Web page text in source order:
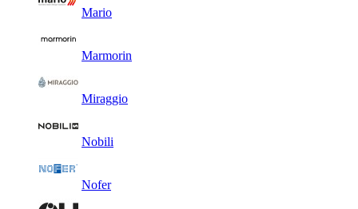
Mario
Marmorin
Miraggio
Nobili
Nofer